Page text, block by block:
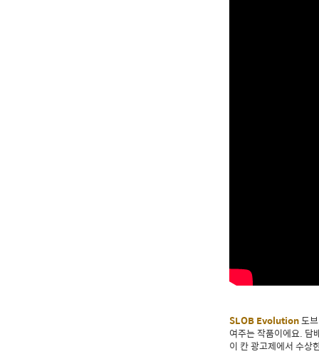
SLOB Evolution도
여주는 작품이에요. 담
이 칸 광고제에서 수상